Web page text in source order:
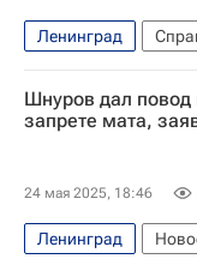
Ленинград
Россия
Александр Грин
Выпускной вечер
Шнуров дал повод
запрете мата,
24 мая 2025, 18:46
Ленинград